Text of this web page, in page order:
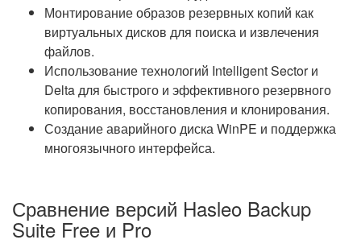
Монтирование образов резервных копий как
виртуальных дисков для поиска и извлечения
файлов.
Использование технологий Intelligent Sector и
Delta для быстрого и эффективного резервного
копирования, восстановления и клонирования.
Создание аварийного диска WinPE и поддержка
многоязычного интерфейса.
Сравнение версий Hasleo Backup
Suite Free и Pro